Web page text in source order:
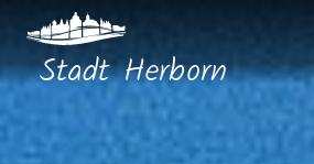
StadtHerborn